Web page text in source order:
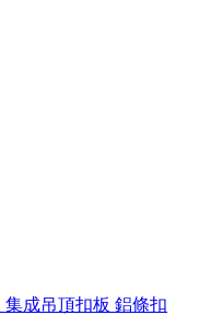
集成吊頂扣板 鋁條扣